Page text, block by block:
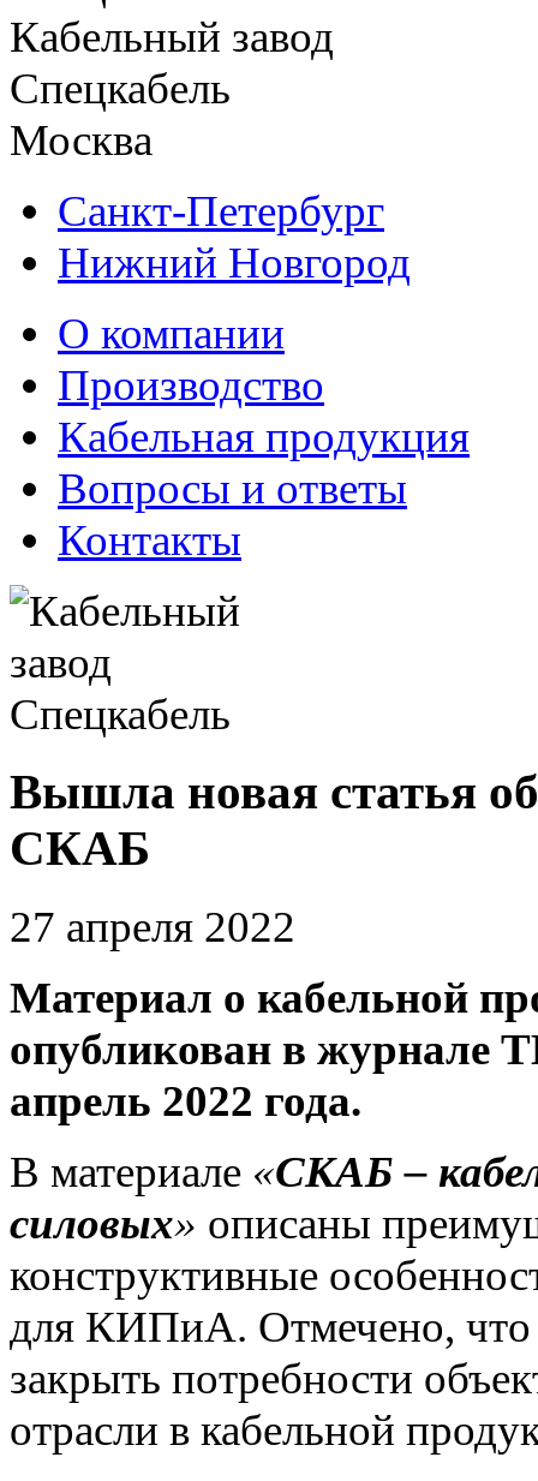
Кабельный завод
Спецкабель
Москва
Санкт-Петербург
Нижний Новгород
О компании
Производство
Кабельная продукция
Вопросы и ответы
Контакты
Вышла новая статья
СКАБ
27 апреля 2022
Материал о кабельной
опубликован в
апрель 2022 года.
В материале «СКАБ –
силовых» описаны
конструктивные
для КИПиА. Отмечено, что
закрыть потребности
отрасли в кабельной